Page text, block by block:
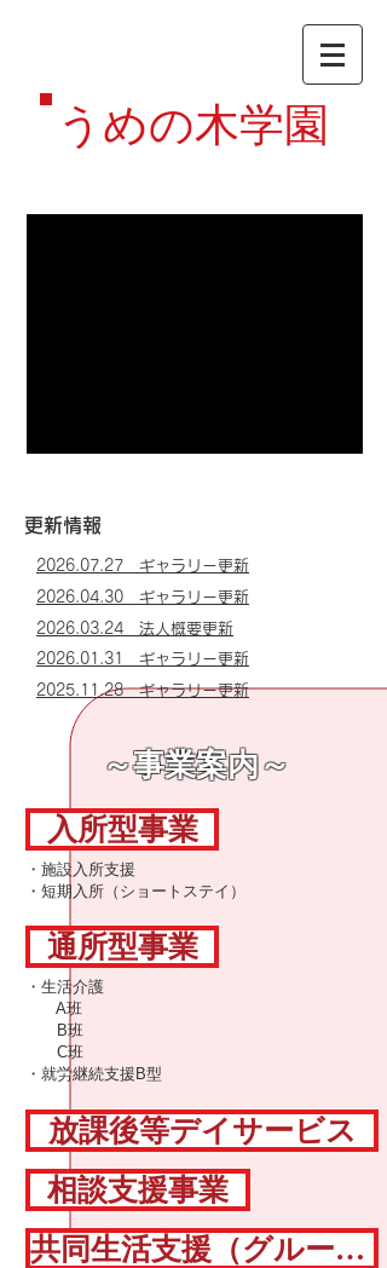
うめの木学園
更新情報
​2025.11.28ギャラリー更新
​2026.01.31 ギャラリー更新
​2026.04.30 ギャラリー更新
​2026.07.27 ギャラリー更新
​2026.03.24 法人概要更新
～事業案内～
入所型事業
・施設入所支援
・短期入所（ショートステイ）
通所型事業
・生活介護
A班
B班
C班
・就労継続支援B型​
放課後等デイサービス
相談支援事業
共同生活支援（グループホーム）